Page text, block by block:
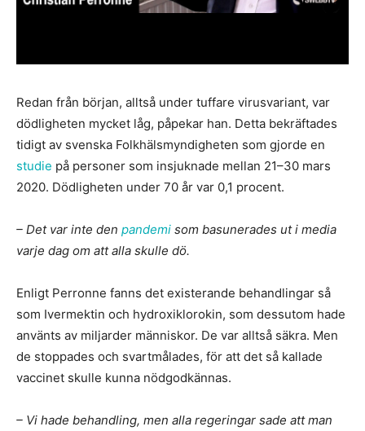
Redan från början, alltså under tuffare virusvariant, var
dödligheten mycket låg, påpekar han. Detta bekräftades
tidigt av svenska Folkhälsmyndigheten som gjorde en
studie på personer som insjuknade mellan 21–30 mars
2020. Dödligheten under 70 år var 0,1 procent.
– Det var inte den pandemi som basunerades ut i media
varje dag om att alla skulle dö.
Enligt Perronne fanns det existerande behandlingar så
som Ivermektin och hydroxiklorokin, som dessutom hade
använts av miljarder människor. De var alltså säkra. Men
de stoppades och svartmålades, för att det så kallade
vaccinet skulle kunna nödgodkännas.
– Vi hade behandling, men alla regeringar sade att man